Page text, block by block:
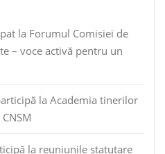
la Forumul Comisiei de
– voce activă pentru un
la Academia tinerilor
la reuniunile statutare